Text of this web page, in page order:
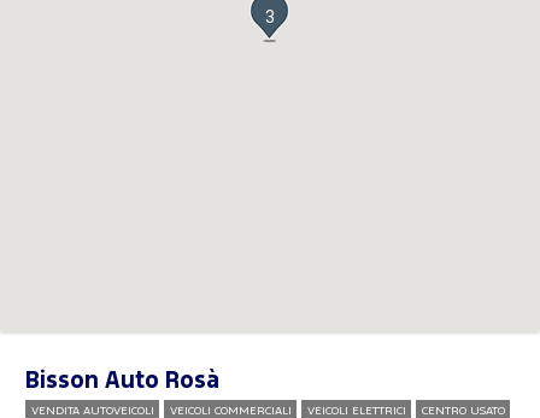
3
Bisson Auto Rosà
VENDITA AUTOVEICOLI VEICOLI COMMERCIALI VEICOLI ELETTRICI CENTRO USATO